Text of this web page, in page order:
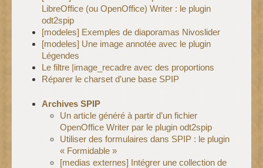
LibreOffice (ou OpenOffice) Writer : le plugin
odt2spip
[modeles] Exemples de diaporamas Nivoslider
[modeles] Une image annotée avec le plugin
Légendes
Le filtre |image_recadre avec des proportions
Réparer le charset d’une base SPIP
Archives SPIP
Un article généré à partir d’un fichier
OpenOffice Writer par le plugin odt2spip
Utiliser des formulaires dans SPIP : le plugin
« Formidable »
[medias externes] Intégrer une collection de